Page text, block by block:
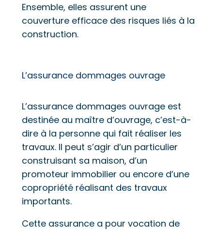
Ensemble, elles assurent une
couverture efficace des risques liés à la
construction.
L’assurance dommages ouvrage
L’assurance dommages ouvrage est
destinée au maître d’ouvrage, c’est-à-
dire à la personne qui fait réaliser les
travaux. Il peut s’agir d’un particulier
construisant sa maison, d’un
promoteur immobilier ou encore d’une
copropriété réalisant des travaux
importants.
Cette assurance a pour vocation de